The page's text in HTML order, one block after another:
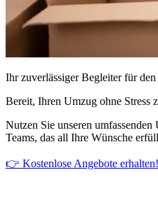
Ihr zuverlässiger Begleiter für
Bereit, Ihren Umzug ohne Stress
Nutzen Sie unseren
Teams, das all Ihre Wünsche
👉 Kostenlose Angebote erhalten!